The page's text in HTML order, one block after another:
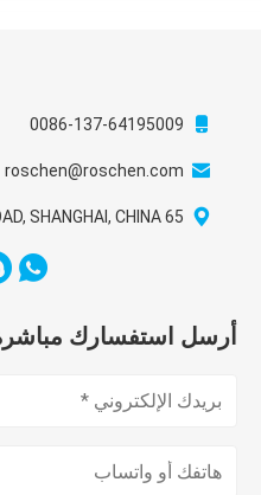
0086-137-64195009
roschen@roschen.com
65 EAST XINHUAN ROAD, SHANGHAI, CHINA
أرسل استفسارك مباشرة